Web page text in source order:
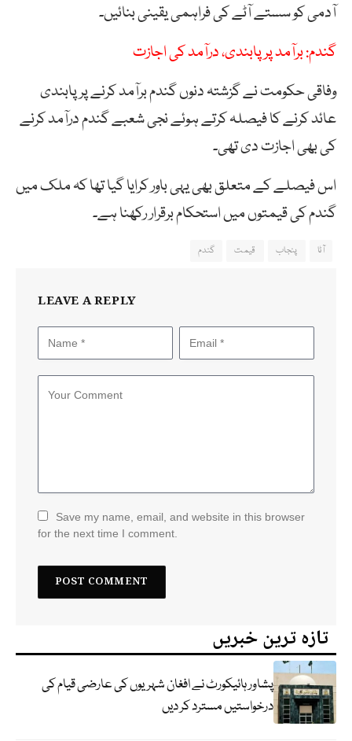
آدمی کو سستے آٹے کی فراہمی یقینی بنائیں۔
گندم: برآمد پر پابندی، درآمد کی اجازت
وفاقی حکومت نے گزشتہ دنوں گندم برآمد کرنے پر پابندی
عائد کرنے کا فیصلہ کرتے ہوئے نجی شعبے گندم درآمد کرنے
کی بھی اجازت دی تھی۔
اس فیصلے کے متعلق بھی یہی باور کرایا گیا تھا کہ ملک میں
گندم کی قیمتوں میں استحکام برقرار رکھنا ہے۔
آٹا پنجاب قیمت گندم
LEAVE A REPLY
Save my name, email, and website in this browser
for the next time I comment.
تازہ ترین خبریں
پشاور ہائیکورٹ نے افغان شہریوں کی عارضی قیام کی
درخواستیں مسترد کر دیں